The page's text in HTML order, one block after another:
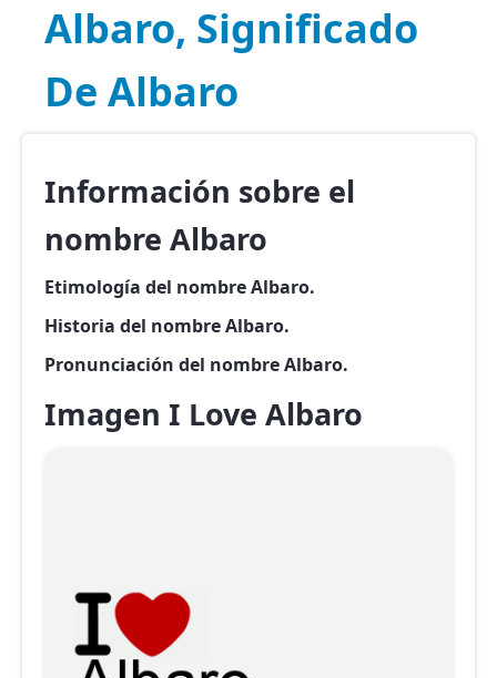
Albaro, Significado
De Albaro
Información sobre el
nombre Albaro
Etimología del nombre Albaro.
Historia del nombre Albaro.
Pronunciación del nombre Albaro.
Imagen I Love Albaro